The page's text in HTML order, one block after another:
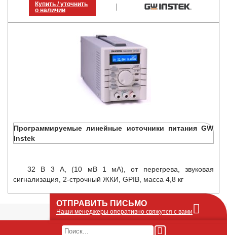
Купить / уточнить
о наличии
Программируемые линейные источники питания GW
Instek
32 В 3 А, (10 мВ 1 мА), от перегрева, звуковая
сигнализация, 2-строчный ЖКИ, GPIB, масса 4,8 кг
ОТПРАВИТЬ ПИСЬМО
Наши менеджеры оперативно свяжутся с вами
Оставьте Ваше сообщение или запрос по